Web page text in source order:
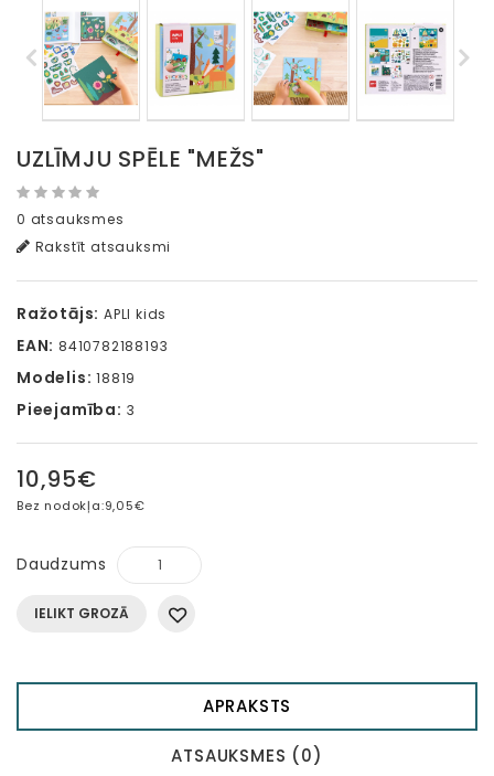
UZLĪMJU SPĒLE "MEŽS"
0 atsauksmes
Rakstīt atsauksmi
Ražotājs: APLI kids
EAN: 8410782188193
Modelis: 18819
Pieejamība: 3
10,95€
Bez nodokļa:9,05€
Daudzums
IELIKT GROZĀ
APRAKSTS
ATSAUKSMES (0)